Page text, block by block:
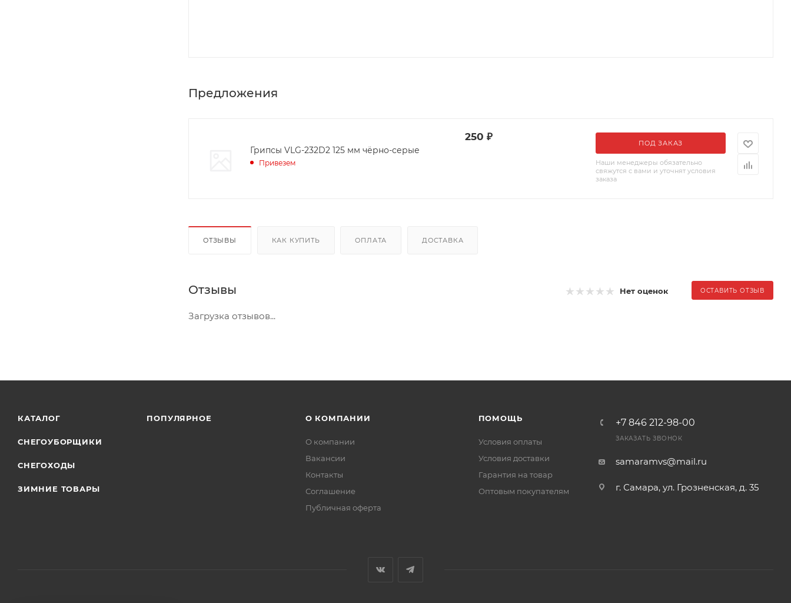
Предложения
Грипсы VLG-232D2 125 мм чёрно-серые
Привезем
250 ₽
ПОД ЗАКАЗ
Наши менеджеры обязательно
свяжутся с вами и уточнят условия
заказа
ОТЗЫВЫ КАК КУПИТЬ ОПЛАТА ДОСТАВКА
Отзывы Нет оценок ОСТАВИТЬ ОТЗЫВ
Загрузка отзывов...
КАТАЛОГ
СНЕГОУБОРЩИКИ
СНЕГОХОДЫ
ЗИМНИЕ ТОВАРЫ
ПОПУЛЯРНОЕ О КОМПАНИИ
О компании
Вакансии
Контакты
Соглашение
Публичная оферта
ПОМОЩЬ
Условия оплаты
Условия доставки
Гарантия на товар
Оптовым покупателям
+7 846 212-98-00
ЗАКАЗАТЬ ЗВОНОК
samaramvs@mail.ru
г. Самара, ул. Грозненская, д. 35